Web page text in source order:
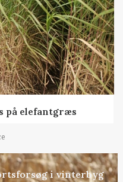
på elefantgræs
i vinterbyg